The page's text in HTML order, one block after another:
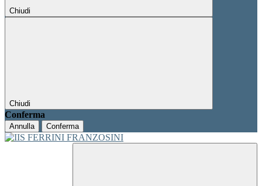
Chiudi
Chiudi
Conferma
Annulla Conferma